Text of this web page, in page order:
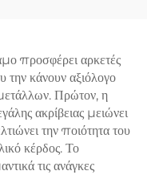
προσφέρει αρκετές
κάνουν αξιόλογο
Πρώτον, η
ακρίβειας μειώνει
την ποιότητα του
κέρδος. Το
τις ανάγκες